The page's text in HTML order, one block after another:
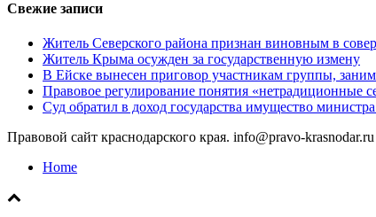
Свежие записи
Житель Северского района признан виновным в
Житель Крыма осужден за государственную измену
В Ейске вынесен приговор участникам группы,
Правовое регулирование понятия «нетрадиционные
Суд обратил в доход государства имущество
Правовой сайт краснодарского края. info@pravo-krasnodar.ru
Home